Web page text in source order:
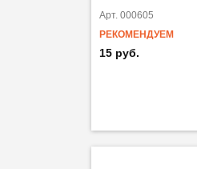
Арт. 000605
РЕКОМЕНДУЕМ
15 руб.